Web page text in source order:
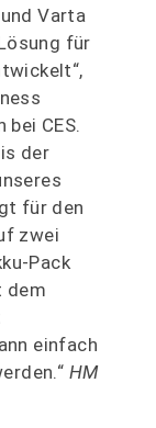
Varta
für
CES.
der
für den
zwei
Pack
dem
einfach
HM